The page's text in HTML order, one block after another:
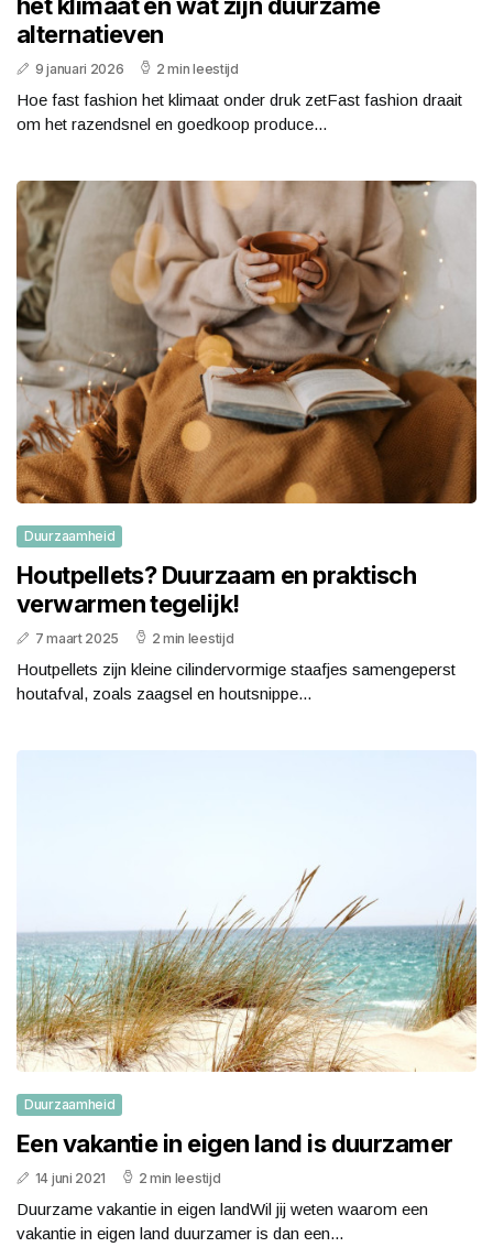
het klimaat en wat zijn duurzame
alternatieven
9 januari 2026 2 min leestijd
Hoe fast fashion het klimaat onder druk zetFast fashion draait
om het razendsnel en goedkoop produce...
Duurzaamheid
Houtpellets? Duurzaam en praktisch
verwarmen tegelijk!
7 maart 2025 2 min leestijd
Houtpellets zijn kleine cilindervormige staafjes samengeperst
houtafval, zoals zaagsel en houtsnippe...
Duurzaamheid
Een vakantie in eigen land is duurzamer
14 juni 2021 2 min leestijd
Duurzame vakantie in eigen landWil jij weten waarom een
vakantie in eigen land duurzamer is dan een...